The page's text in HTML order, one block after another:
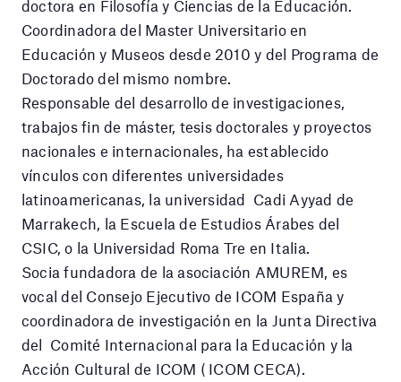
doctora en Filosofía y Ciencias de la Educación.
Coordinadora del Master Universitario en
Educación y Museos desde 2010 y del Programa de
Doctorado del mismo nombre.
Responsable del desarrollo de investigaciones,
trabajos fin de máster, tesis doctorales y proyectos
nacionales e internacionales, ha establecido
vínculos con diferentes universidades
latinoamericanas, la universidad Cadi Ayyad de
Marrakech, la Escuela de Estudios Árabes del
CSIC, o la Universidad Roma Tre en Italia.
Socia fundadora de la asociación AMUREM, es
vocal del Consejo Ejecutivo de ICOM España y
coordinadora de investigación en la Junta Directiva
del Comité Internacional para la Educación y la
Acción Cultural de ICOM ( ICOM CECA).